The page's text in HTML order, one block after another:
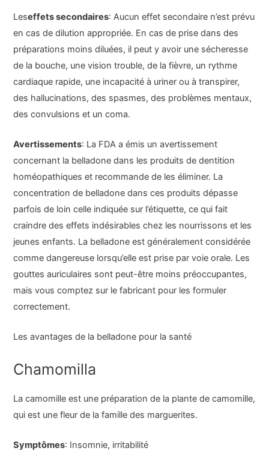
Leseffets secondaires: Aucun effet secondaire n’est prévu
en cas de dilution appropriée. En cas de prise dans des
préparations moins diluées, il peut y avoir une sécheresse
de la bouche, une vision trouble, de la fièvre, un rythme
cardiaque rapide, une incapacité à uriner ou à transpirer,
des hallucinations, des spasmes, des problèmes mentaux,
des convulsions et un coma.
Avertissements: La FDA a émis un avertissement
concernant la belladone dans les produits de dentition
homéopathiques et recommande de les éliminer. La
concentration de belladone dans ces produits dépasse
parfois de loin celle indiquée sur l’étiquette, ce qui fait
craindre des effets indésirables chez les nourrissons et les
jeunes enfants. La belladone est généralement considérée
comme dangereuse lorsqu’elle est prise par voie orale. Les
gouttes auriculaires sont peut-être moins préoccupantes,
mais vous comptez sur le fabricant pour les formuler
correctement.
Les avantages de la belladone pour la santé
Chamomilla
La camomille est une préparation de la plante de camomille,
qui est une fleur de la famille des marguerites.
Symptômes: Insomnie, irritabilité